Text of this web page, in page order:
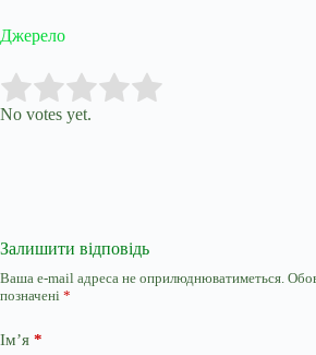
Джерело
Rate this item:
No votes yet.
Залишити відповідь
Ваша e-mail адреса не оприлюднюватиметься.
позначені *
Ім’я *